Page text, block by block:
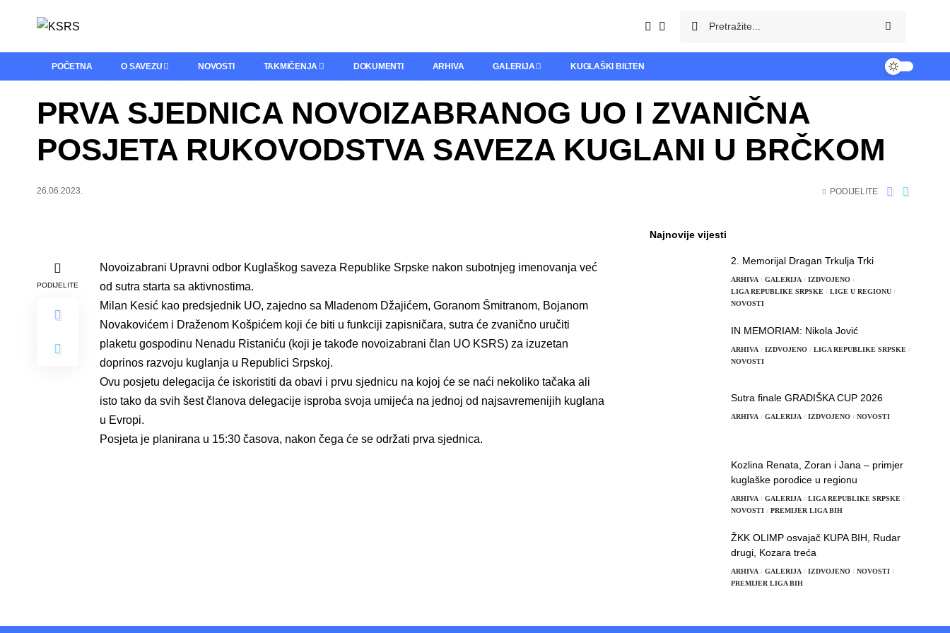
POČETNA O SAVEZU NOVOSTI TAKMIČENJA DOKUMENTI ARHIVA GALERIJA KUGLAŠKI BILTEN
PRVA SJEDNICA NOVOIZABRANOG UO I ZVANIČNA
POSJETA RUKOVODSTVA SAVEZA KUGLANI U BRČKOM
26.06.2023. PODIJELITE
PODIJELITE
Novoizabrani Upravni odbor Kuglaškog saveza Republike Srpske nakon subotnjeg imenovanja već
od sutra starta sa aktivnostima.
Milan Kesić kao predsjednik UO, zajedno sa Mladenom Džajićem, Goranom Šmitranom, Bojanom
Novakovićem i Draženom Košpićem koji će biti u funkciji zapisničara, sutra će zvanično uručiti
plaketu gospodinu Nenadu Ristaniću (koji je takođe novoizabrani član UO KSRS) za izuzetan
doprinos razvoju kuglanja u Republici Srpskoj.
Ovu posjetu delegacija će iskoristiti da obavi i prvu sjednicu na kojoj će se naći nekoliko tačaka ali
isto tako da svih šest članova delegacije isproba svoja umijeća na jednoj od najsavremenijih kuglana
u Evropi.
Posjeta je planirana u 15:30 časova, nakon čega će se održati prva sjednica.
Najnovije vijesti
2. Memorijal Dragan Trkulja Trki
ARHIVA GALERIJA
IZDVOJENO
LIGA REPUBLIKE SRPSKE
LIGE U REGIONU
NOVOSTI
IN MEMORIAM: Nikola Jović
ARHIVA IZDVOJENO
LIGA REPUBLIKE SRPSKE
NOVOSTI
Sutra finale GRADIŠKA CUP 2026
ARHIVA GALERIJA IZDVOJENO NOVOSTI
Kozlina Renata, Zoran i Jana – primjer
kuglaške porodice u regionu
ARHIVA GALERIJA
LIGA REPUBLIKE SRPSKE
NOVOSTI
PREMIJER LIGA BIH
ŽKK OLIMP osvajač KUPA BIH, Rudar
drugi, Kozara treća
ARHIVA GALERIJA IZDVOJENO
NOVOSTI
PREMIJER LIGA BIH